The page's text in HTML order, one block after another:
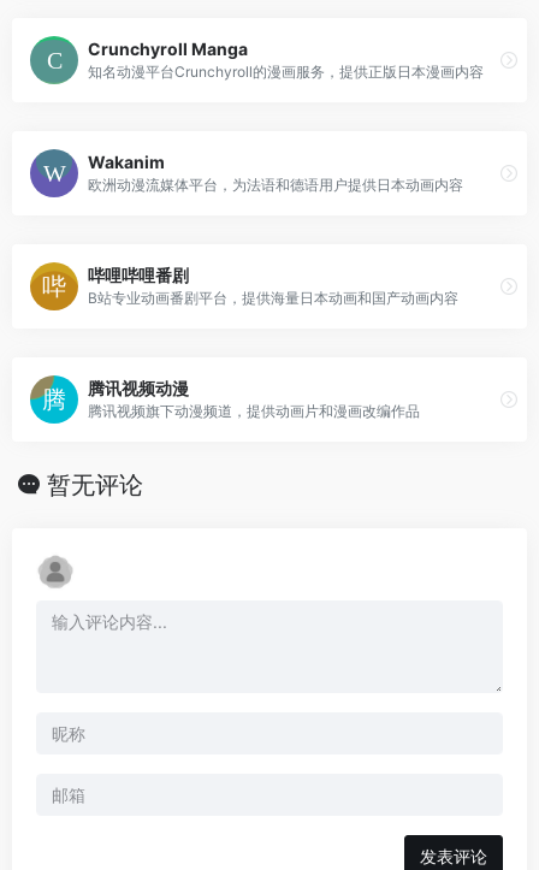
Crunchyroll Manga
知名动漫平台Crunchyroll的漫画服务，提供正版日本漫画内容
Wakanim
欧洲动漫流媒体平台，为法语和德语用户提供日本动画内容
哔哩哔哩番剧
B站专业动画番剧平台，提供海量日本动画和国产动画内容
腾讯视频动漫
腾讯视频旗下动漫频道，提供动画片和漫画改编作品
暂无评论
发表评论